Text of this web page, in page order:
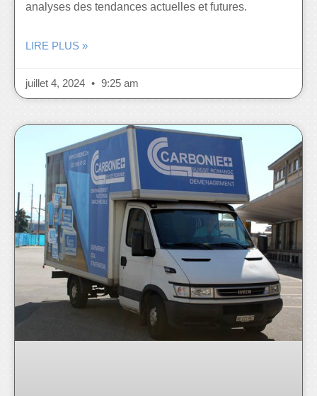
analyses des tendances actuelles et futures.
LIRE PLUS »
juillet 4, 2024 9:25 am